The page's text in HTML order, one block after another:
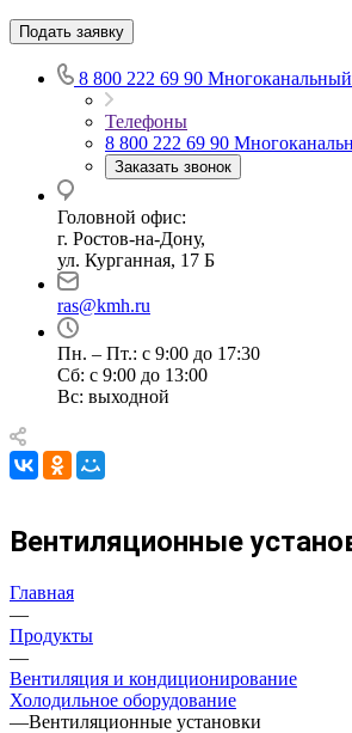
Подать заявку
8 800 222 69 90 Многоканальный
Телефоны
8 800 222 69 90
Заказать звонок
Головной офис:
г. Ростов-на-Дону,
ул. Курганная, 17 Б
ras@kmh.ru
Пн. – Пт.: с 9:00 до 17:30
Сб: с 9:00 до 13:00
Вс: выходной
Вентиляционные
Главная
—
Продукты
—
Вентиляция и кондиционирование
Холодильное оборудование
—Вентиляционные установки